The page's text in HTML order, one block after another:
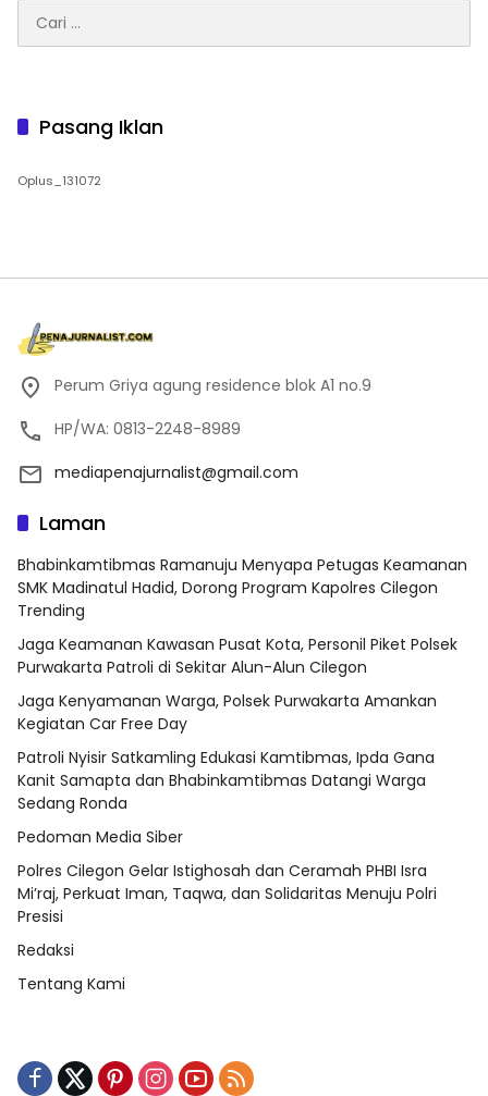
untuk:
Pasang Iklan
Oplus_131072
Perum Griya agung residence blok A1 no.9
HP/WA: 0813-2248-8989
mediapenajurnalist@gmail.com
Laman
Bhabinkamtibmas Ramanuju Menyapa Petugas Keamanan
SMK Madinatul Hadid, Dorong Program Kapolres Cilegon
Trending
Jaga Keamanan Kawasan Pusat Kota, Personil Piket Polsek
Purwakarta Patroli di Sekitar Alun-Alun Cilegon
Jaga Kenyamanan Warga, Polsek Purwakarta Amankan
Kegiatan Car Free Day
Patroli Nyisir Satkamling Edukasi Kamtibmas, Ipda Gana
Kanit Samapta dan Bhabinkamtibmas Datangi Warga
Sedang Ronda
Pedoman Media Siber
Polres Cilegon Gelar Istighosah dan Ceramah PHBI Isra
Mi’raj, Perkuat Iman, Taqwa, dan Solidaritas Menuju Polri
Presisi
Redaksi
Tentang Kami